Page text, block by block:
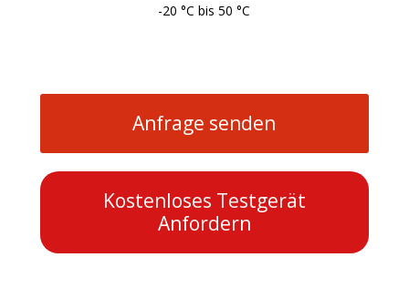
-20 °C bis 50 °C
Anfrage senden
Kostenloses Testgerät
Anfordern